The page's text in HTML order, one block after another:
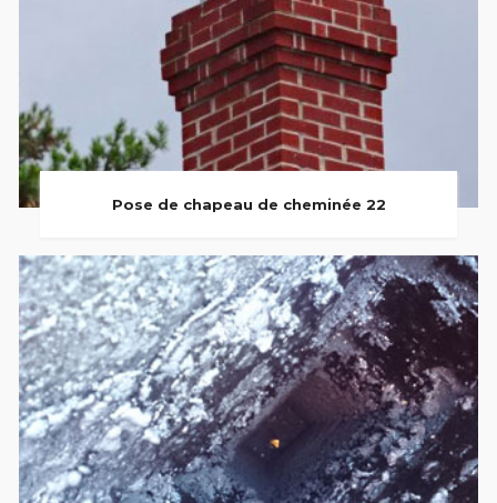
Pose de chapeau de cheminée 22